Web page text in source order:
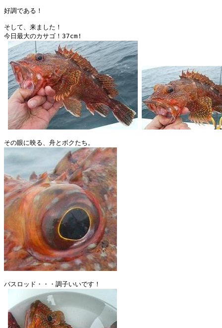
好調である！
そして、来ました！
今日最大のカサゴ！37cm!
バスロッド・・・調子いいです！